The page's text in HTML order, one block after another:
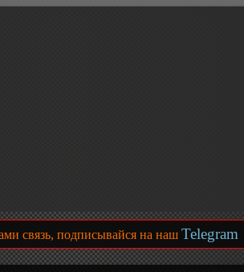
связь, подписывайся на наш Telegram